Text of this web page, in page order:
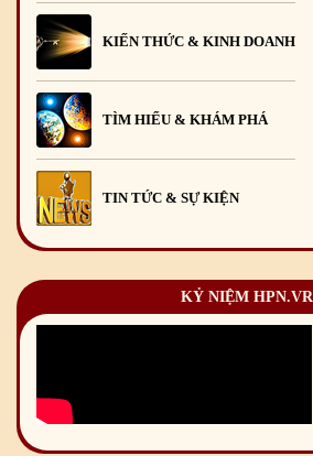
KIẾN THỨC & KINH DOANH
TÌM HIỂU & KHÁM PHÁ
TIN TỨC & SỰ KIỆN
KỶ NIỆM HPN.VR